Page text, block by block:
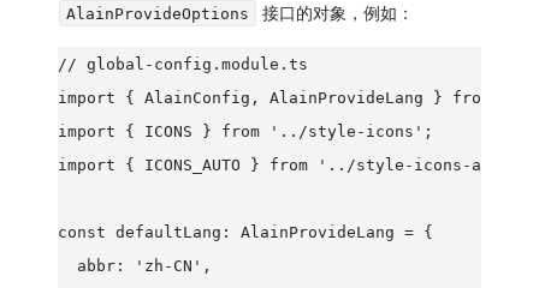
AlainProvideOptions 接口的对象，例如：
// global-config.module.ts
import { AlainConfig, AlainProvideLang } from
import { ICONS } from '../style-icons';
import { ICONS_AUTO } from '../style-icons-auto';
const defaultLang: AlainProvideLang = {
  abbr: 'zh-CN',